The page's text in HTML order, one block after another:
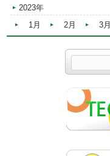
2023年
1月
2月 3月